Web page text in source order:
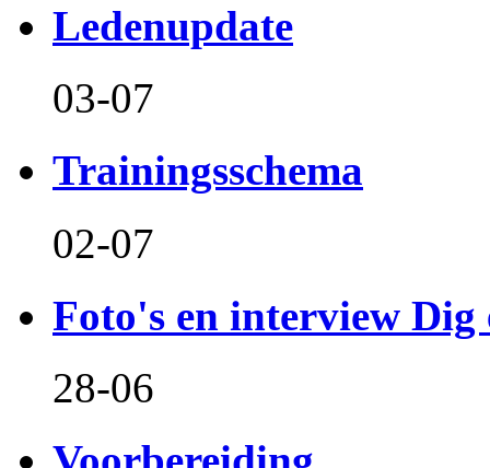
Ledenupdate
03-07
Trainingsschema
02-07
Foto's en interview Dig
28-06